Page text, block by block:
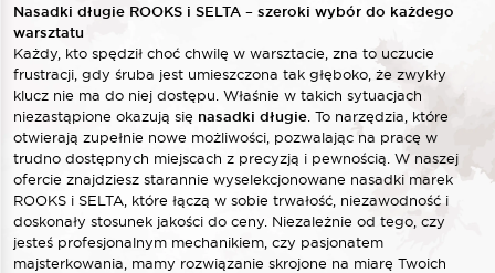
Nasadki długie ROOKS i SELTA – szeroki wybór do każdego
warsztatu
Każdy, kto spędził choć chwilę w warsztacie, zna to uczucie
frustracji, gdy śruba jest umieszczona tak głęboko, że zwykły
klucz nie ma do niej dostępu. Właśnie w takich sytuacjach
niezastąpione okazują się nasadki długie . To narzędzia, które
otwierają zupełnie nowe możliwości, pozwalając na pracę w
trudno dostępnych miejscach z precyzją i pewnością. W naszej
ofercie znajdziesz starannie wyselekcjonowane nasadki marek
ROOKS i SELTA, które łączą w sobie trwałość, niezawodność i
doskonały stosunek jakości do ceny. Niezależnie od tego, czy
jesteś profesjonalnym mechanikiem, czy pasjonatem
majsterkowania, mamy rozwiązanie skrojone na miarę Twoich